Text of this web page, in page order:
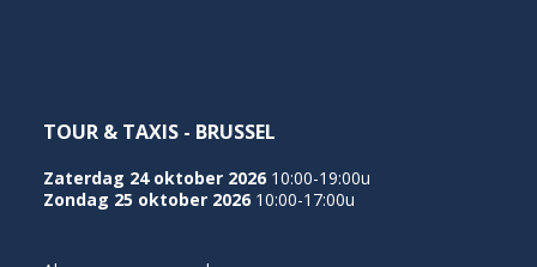
TOUR & TAXIS - BRUSSEL
Zaterdag 24 oktober 2026 10:00-19:00u
Zondag 25 oktober 2026 10:00-17:00u